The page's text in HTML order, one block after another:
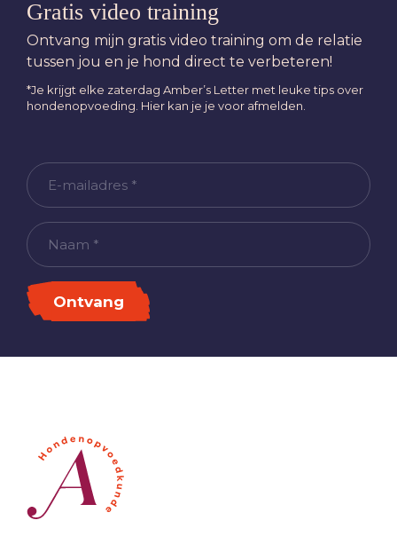
Gratis video training
Ontvang mijn gratis video training om de relatie
tussen jou en je hond direct te verbeteren!
*Je krijgt elke zaterdag Amber’s Letter met leuke tips over
hondenopvoeding. Hier kan je je voor afmelden.
E-
mailadres
Naam
*
Ontvang